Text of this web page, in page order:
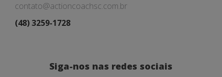
contato@actioncoachsc.com.br
(48) 3259-1728
Siga-nos nas redes sociais